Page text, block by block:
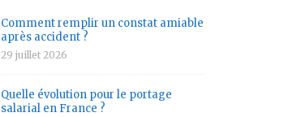
Comment remplir un constat amiable
après accident ?
29 juillet 2026
Quelle évolution pour le portage
salarial en France ?